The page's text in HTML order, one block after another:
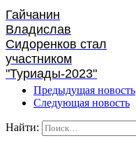
Гайчанин
Владислав
Сидоренков стал
участником
"Туриады-2023"
Предыдущая новость
Следующая новость
Найти: